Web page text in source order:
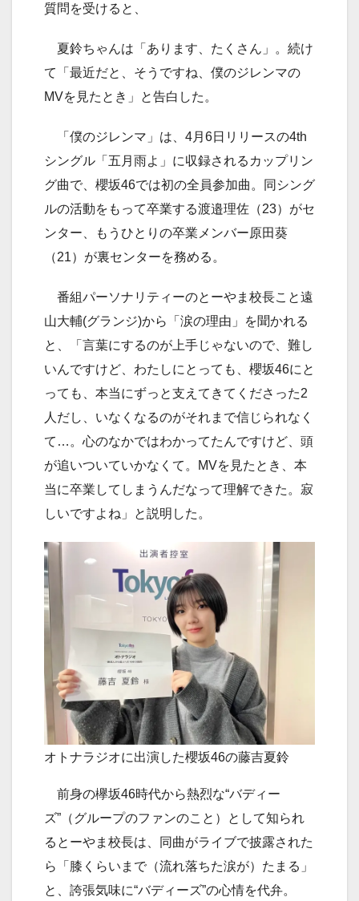
質問を受けると、
夏鈴ちゃんは「あります、たくさん」。続け
て「最近だと、そうですね、僕のジレンマの
MVを見たとき」と告白した。
「僕のジレンマ」は、4月6日リリースの4th
シングル「五月雨よ」に収録されるカップリン
グ曲で、櫻坂46では初の全員参加曲。同シング
ルの活動をもって卒業する渡邉理佐（23）がセ
ンター、もうひとりの卒業メンバー原田葵
（21）が裏センターを務める。
番組パーソナリティーのとーやま校長こと遠
山大輔(グランジ)から「涙の理由」を聞かれる
と、「言葉にするのが上手じゃないので、難し
いんですけど、わたしにとっても、櫻坂46にと
っても、本当にずっと支えてきてくださった2
人だし、いなくなるのがそれまで信じられなく
て…。心のなかではわかってたんですけど、頭
が追いついていかなくて。MVを見たとき、本
当に卒業してしまうんだなって理解できた。寂
しいですよね」と説明した。
オトナラジオに出演した櫻坂46の藤吉夏鈴
前身の欅坂46時代から熱烈な“バディー
ズ”（グループのファンのこと）として知られ
るとーやま校長は、同曲がライブで披露された
ら「膝くらいまで（流れ落ちた涙が）たまる」
と、誇張気味に“バディーズ”の心情を代弁。